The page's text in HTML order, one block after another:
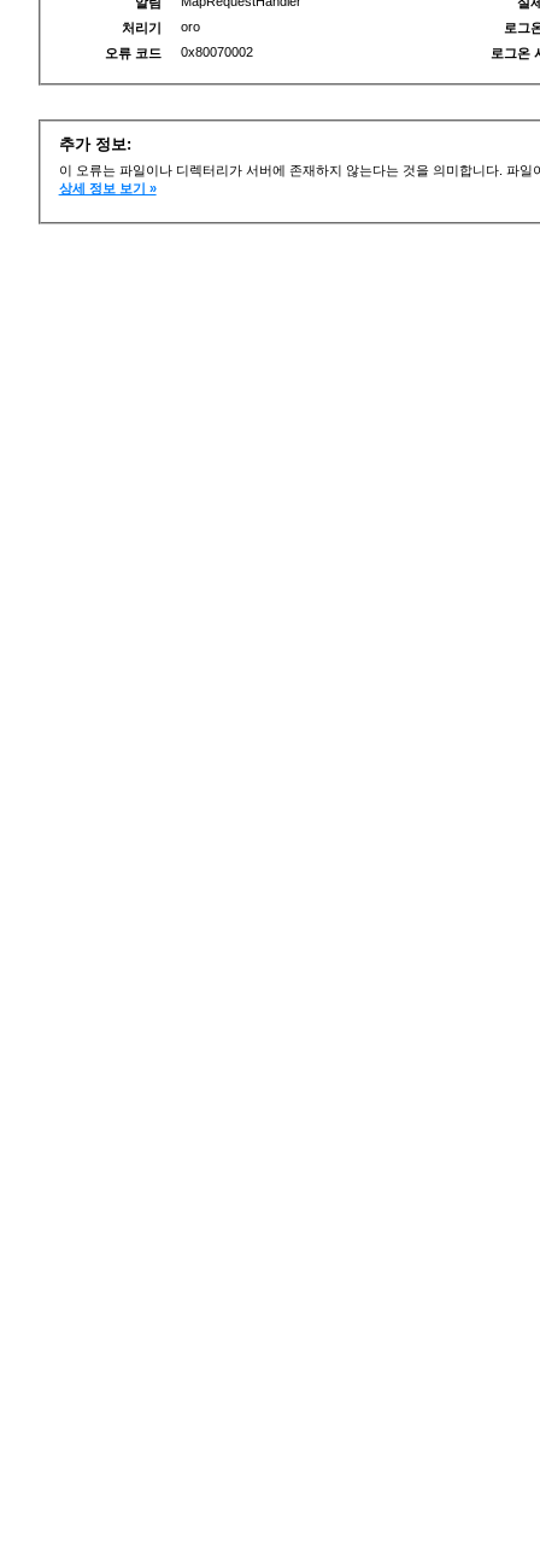
처리기
oro
오류 코드
0x80070002
로그
로그온
추가 정보:
이 오류는 파일이나 디렉터리가 서버에 존재하지 않는다는 것을 의미합니다. 파
상세 정보 보기 »